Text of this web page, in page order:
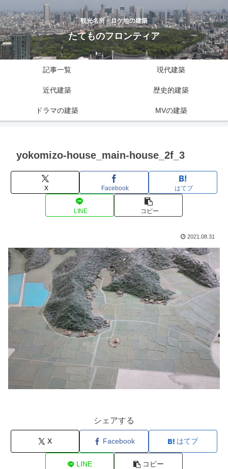
観光名所・ロケ地の建築
たてものフロンティア
記事一覧 現代建築
近代建築 歴史的建築
ドラマの建築 MVの建築
yokomizo-house_main-house_2f_3
X Facebook はてブ
LINE コピー
2021.08.31
シェアする
X Facebook はてブ
LINE コピー